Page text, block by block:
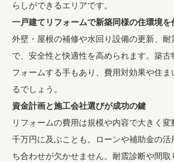
らしができるエリアです。
一戸建てリフォームで新築同様の住環境を
外壁・屋根の補修や水回り設備の更新、耐
で、安全性と快適性を高められます。築古
フォームする手もあり、費用対効果や住
るでしょう。
資金計画と施工会社選びが成功の鍵
リフォームの費用は規模や内容で大きく
千万円に及ぶことも。ローンや補助金の
ち合わせが欠かせません。耐震診断や間取